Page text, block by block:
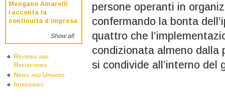
Mengano Amarelli
racconta la
continuità d’impresa
Show all
Reviews and
Reflections
News and Updates
Interviews
persone operanti in
confermando la bonta
quattro che
condizionata almeno dalla
si condivide all’interno del